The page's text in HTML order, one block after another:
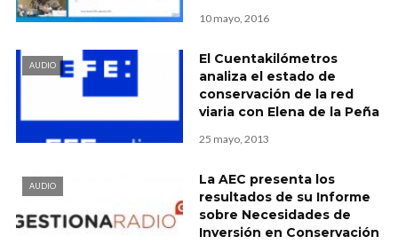
10 mayo, 2016
AUDIO
El Cuentakilómetros
analiza el estado de
conservación de la red
viaria con Elena de la Peña
25 mayo, 2013
AUDIO
La AEC presenta los
resultados de su Informe
sobre Necesidades de
Inversión en Conservación